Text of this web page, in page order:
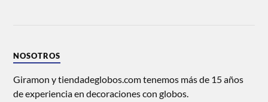
NOSOTROS
Giramon y tiendadeglobos.com tenemos más de 15 años
de experiencia en decoraciones con globos.